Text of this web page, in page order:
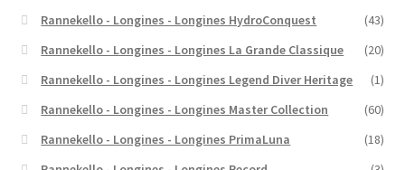
Rannekello - Longines - Longines HydroConquest
(43)
Rannekello - Longines - Longines La Grande Classique
(20)
Rannekello - Longines - Longines Legend Diver Heritage
(1)
Rannekello - Longines - Longines Master Collection
(60)
Rannekello - Longines - Longines PrimaLuna
(18)